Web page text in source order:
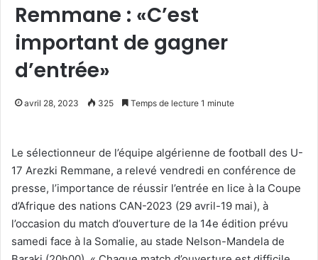
Remmane : «C’est
important de gagner
d’entrée»
avril 28, 2023 325 Temps de lecture 1 minute
Le sélectionneur de l’équipe algérienne de football des U-
17 Arezki Remmane, a relevé vendredi en conférence de
presse, l’importance de réussir l’entrée en lice à la Coupe
d’Afrique des nations CAN-2023 (29 avril-19 mai), à
l’occasion du match d’ouverture de la 14e édition prévu
samedi face à la Somalie, au stade Nelson-Mandela de